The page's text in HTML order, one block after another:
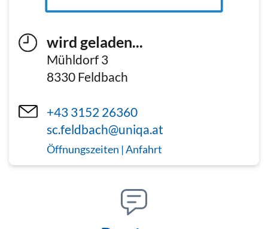
wird geladen...
Mühldorf 3
8330 Feldbach
+43 3152 26360
sc.feldbach@uniqa.at
Öffnungszeiten | Anfahrt